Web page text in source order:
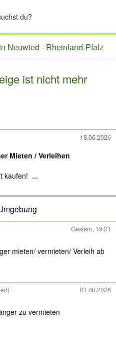
Neuwied - Rheinland-Pfalz
ist nicht mehr
18.06.2026
Mieten / Verleihen
kaufen! ...
Gestern, 19:21
mieten/ vermieten/ Verleih ab
01.08.2026
zu vermieten